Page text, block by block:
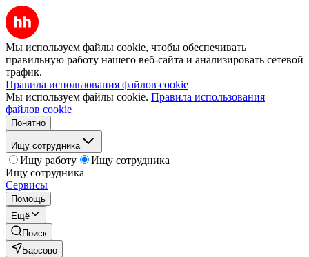
Мы используем файлы cookie, чтобы обеспечивать
правильную работу нашего веб-сайта и анализировать сетевой
трафик.
Правила использования файлов cookie
Мы используем файлы cookie. Правила использования
файлов cookie
Понятно
Ищу сотрудника
Ищу работу
Ищу сотрудника
Ищу сотрудника
Сервисы
Помощь
Ещё
Поиск
Барсово